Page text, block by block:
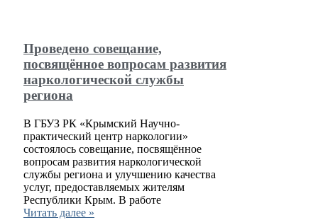
Проведено совещание,
посвящённое вопросам развития
наркологической службы
региона
В ГБУЗ РК «Крымский Научно-
практический центр наркологии»
состоялось совещание, посвящённое
вопросам развития наркологической
службы региона и улучшению качества
услуг, предоставляемых жителям
Республики Крым. В работе
Читать далее »